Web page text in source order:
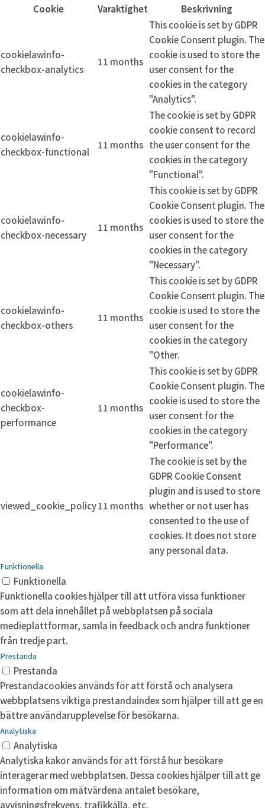
Cookie
Varaktighet Beskrivning
cookielawinfo-
checkbox-analytics
11 months
This cookie is set by GDPR
Cookie Consent plugin. The
cookie is used to store the
user consent for the
cookies in the category
"Analytics".
cookielawinfo-
checkbox-functional
11 months
The cookie is set by GDPR
cookie consent to record
the user consent for the
cookies in the category
"Functional".
cookielawinfo-
checkbox-necessary
11 months
This cookie is set by GDPR
Cookie Consent plugin. The
cookies is used to store the
user consent for the
cookies in the category
"Necessary".
cookielawinfo-
checkbox-others
11 months
This cookie is set by GDPR
Cookie Consent plugin. The
cookie is used to store the
user consent for the
cookies in the category
"Other.
cookielawinfo-
checkbox-
performance
11 months
This cookie is set by GDPR
Cookie Consent plugin. The
cookie is used to store the
user consent for the
cookies in the category
"Performance".
viewed_cookie_policy11 months
The cookie is set by the
GDPR Cookie Consent
plugin and is used to store
whether or not user has
consented to the use of
cookies. It does not store
any personal data.
Funktionella
Funktionella
Funktionella cookies hjälper till att utföra vissa funktioner
som att dela innehållet på webbplatsen på sociala
medieplattformar, samla in feedback och andra funktioner
från tredje part.
Prestanda
Prestanda
Prestandacookies används för att förstå och analysera
webbplatsens viktiga prestandaindex som hjälper till att ge en
bättre användarupplevelse för besökarna.
Analytiska
Analytiska
Analytiska kakor används för att förstå hur besökare
interagerar med webbplatsen. Dessa cookies hjälper till att ge
information om mätvärdena antalet besökare,
avvisningsfrekvens, trafikkälla, etc.